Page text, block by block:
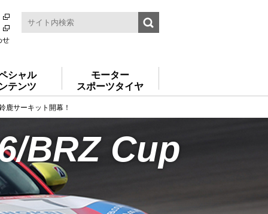
せ
シャル
テンツ
モーター
スポーツタイヤ
鹿サーキット開幕！
BRZ Cup